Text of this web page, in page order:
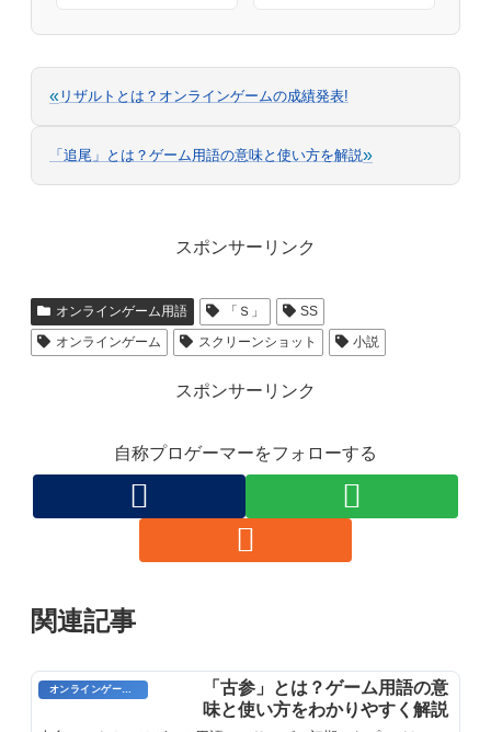
« リザルトとは？オンラインゲームの成績発表!
「追尾」とは？ゲーム用語の意味と使い方を解説»
スポンサーリンク
オンラインゲーム用語 「Ｓ」
SS
オンラインゲーム
スクリーンショット 小説
スポンサーリンク
自称プロゲーマーをフォローする
関連記事
オンラインゲーム用語
「古参」とは？ゲーム用語の意
味と使い方をわかりやすく解説